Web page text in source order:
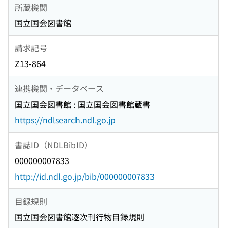
所蔵機関
国立国会図書館
請求記号
Z13-864
連携機関・データベース
国立国会図書館 : 国立国会図書館蔵書
https://ndlsearch.ndl.go.jp
書誌ID（NDLBibID）
000000007833
http://id.ndl.go.jp/bib/000000007833
目録規則
国立国会図書館逐次刊行物目録規則